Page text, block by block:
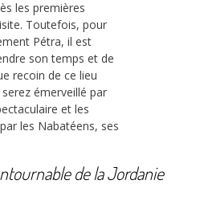
les premières
Toutefois, pour
Pétra, il est
son temps et de
recoin de ce lieu
émerveillé par
et les
les Nabatéens, ses
de la Jordanie